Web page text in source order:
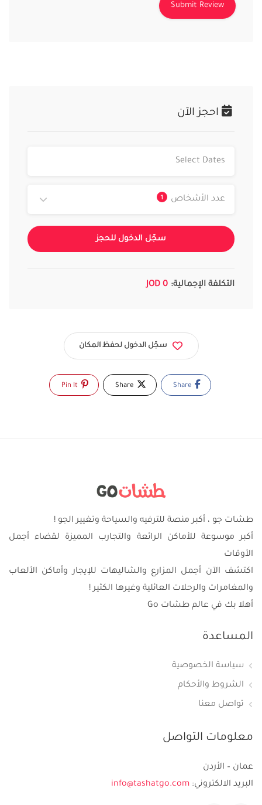
احجز الآن
عدد الأشخاص 1
سجّل الدخول للحجز
التكلفة الإجمالية: 0 JOD
سجّل الدخول لحفظ المكان
طشات جو ، أكبر منصة للترفيه والسياحة وتغيير الجو !
أكبر موسوعة للأماكن الرائعة والتجارب المميزة لقضاء أجمل
الأوقات
اكتشف الآن أجمل المزارع والشاليهات للإيجار وأماكن الألعاب
والمغامرات والرحلات العائلية وغيرها الكثير !
أهلا بك في عالم طشات Go
المساعدة
سياسة الخصوصية
الشروط والأحكام
تواصل معنا
معلومات التواصل
عمان – الأردن
البريد الالكتروني: info@tashatgo.com